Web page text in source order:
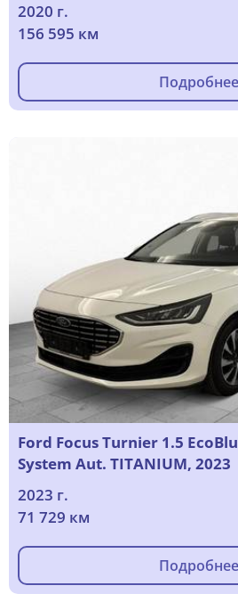
2020 г.
156 595 км
Подробнее
Ford Focus Turnier 1.5
System Aut. TITANIUM, 2023
2023 г.
71 729 км
Подробнее